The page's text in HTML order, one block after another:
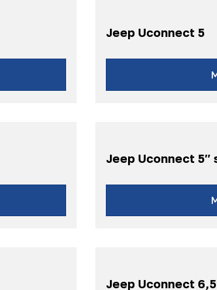
Jeep Uconnect 5
Grand
Jeep Uconnect 5″
Jeep Uconnect